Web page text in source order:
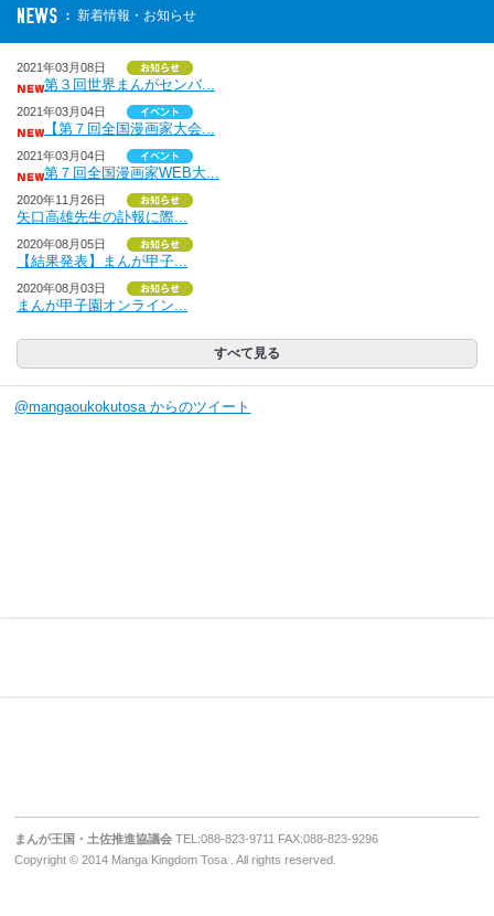
新着情報・お知らせ
2021年03月08日
第３回世界まんがセンバ...
2021年03月04日
【第７回全国漫画家大会...
2021年03月04日
第７回全国漫画家WEB大...
2020年11月26日
矢口高雄先生の訃報に際...
2020年08月05日
【結果発表】まんが甲子...
2020年08月03日
まんが甲子園オンライン...
すべて見る
@mangaoukokutosa からのツイート
まんが王国・土佐推進協議会 TEL:088-823-9711 FAX:088-823-9296
Copyright © 2014 Manga Kingdom Tosa . All rights reserved.